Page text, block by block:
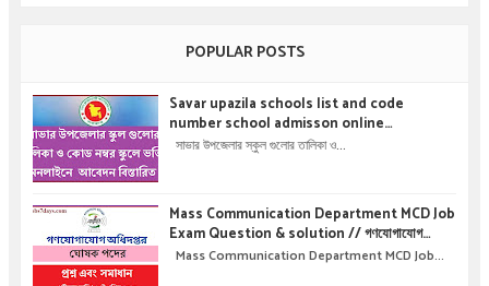
POPULAR POSTS
Savar upazila schools list and code
number school admisson online
application details !! সাভার উপজেলার স্কুল গুলোর
সাভার উপজেলার স্কুল গুলোর তালিকা ও...
Mass Communication Department MCD Job
Exam Question & solution // গণযোগাযোগ
অধিদপ্তরে নিয়োগ পরীক্ষার প্রশ্ন এবং সমাধান
Mass Communication Department MCD Job...